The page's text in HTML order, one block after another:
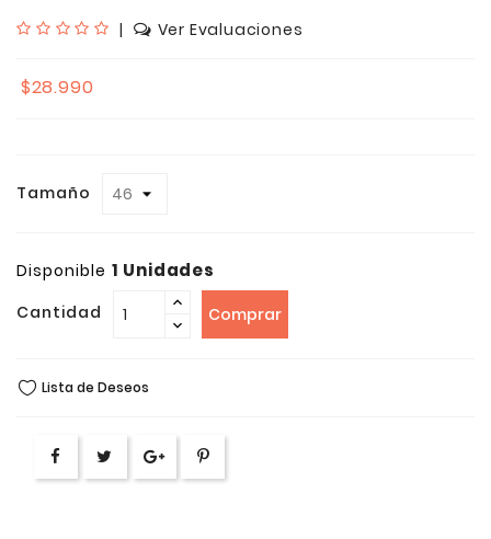
| Ver Evaluaciones
$28.990
Tamaño
Disponible 1 Unidades
Cantidad Comprar
Lista de Deseos